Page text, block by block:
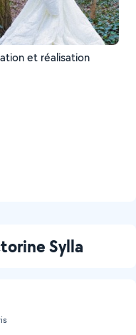
et réalisation
Sylla